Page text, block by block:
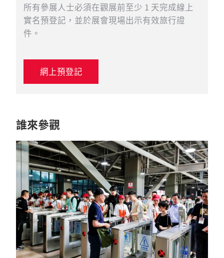
所有參展人士必須在觀展前至少 1 天完成線上
實名預登記，並於展會現場出示有效旅行證
件。
網上預登記
誰來參觀